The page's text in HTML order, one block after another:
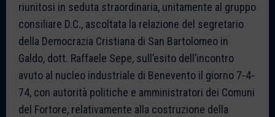
riunitosi in seduta straordinaria, unitamente al gruppo
consiliare D.C., ascoltata la relazione del segretario
della Democrazia Cristiana di San Bartolomeo in
Galdo, dott. Raffaele Sepe, sull’esito dell’incontro
avuto al nucleo industriale di Benevento il giorno 7-4-
74, con autorità politiche e amministratori dei Comuni
del Fortore, relativamente alla costruzione della